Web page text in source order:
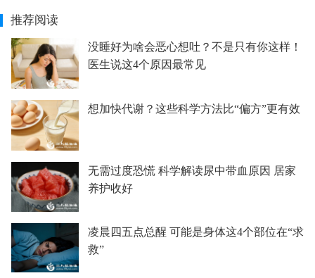
推荐阅读
没睡好为啥会恶心想吐？不是只有你这样！
医生说这4个原因最常见
想加快代谢？这些科学方法比“偏方”更有效
无需过度恐慌 科学解读尿中带血原因 居家
养护收好
凌晨四五点总醒 可能是身体这4个部位在“求
救”